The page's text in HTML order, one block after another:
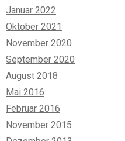
Januar 2022
Oktober 2021
November 2020
September 2020
August 2018
Mai 2016
Februar 2016
November 2015